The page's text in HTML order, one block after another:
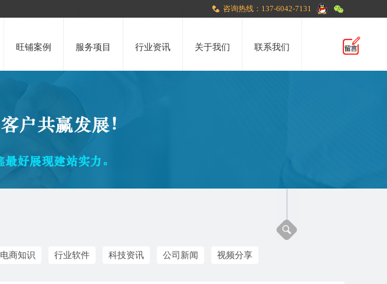
咨询热线：137-6042-7131
旺铺案例 服务项目 行业资讯 关于我们 联系我们
电商知识 行业软件 科技资讯 公司新闻 视频分享